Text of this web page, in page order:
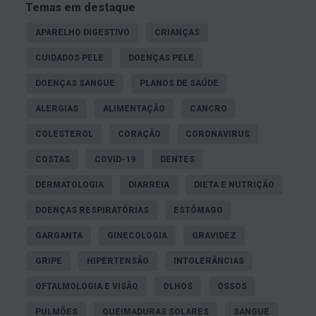
tabaco, até 30 minutos antes da medição;
Descontraia e respire normalmente;
Opte por medir a tensão no braço, por ser
mais fiável do que no pulso;
Apoie o braço onde será feita a medição,
colocando-o à altura do coração;
condições para poder comparar resultados,
anotando os valores obtidos, o dia e a hora.
Temas em destaque
APARELHO DIGESTIVO CRIANÇAS
CUIDADOS PELE DOENÇAS PELE
DOENÇAS SANGUE PLANOS DE SAÚDE
ALERGIAS ALIMENTAÇÃO CANCRO
COLESTEROL CORAÇÃO CORONAVIRUS
COSTAS COVID-19 DENTES
DERMATOLOGIA DIARREIA DIETA E NUTRIÇÃO
DOENÇAS RESPIRATÓRIAS ESTÔMAGO
GARGANTA GINECOLOGIA GRAVIDEZ
GRIPE HIPERTENSÃO INTOLERÂNCIAS
OFTALMOLOGIA E VISÃO OLHOS OSSOS
PULMÕES QUEIMADURAS SOLARES SANGUE